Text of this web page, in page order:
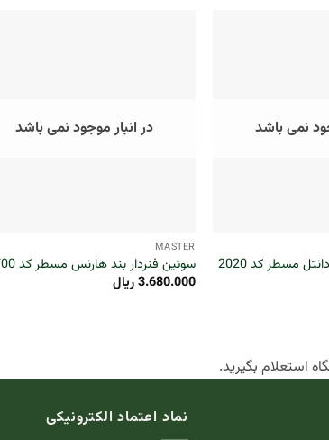
نمی باشد
مسطر کد 2020
در انبار موجود نمی باشد
MASTER
سوتین فنردار بند هارنس مسطر کد 700
3.680.000ریال
استعلام بگیرید.
نماد اعتماد الکترونیکی